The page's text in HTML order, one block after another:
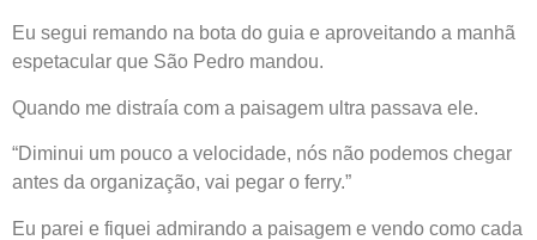
Eu segui remando na bota do guia e aproveitando a manhã
espetacular que São Pedro mandou.
Quando me distraía com a paisagem ultra passava ele.
“Diminui um pouco a velocidade, nós não podemos chegar
antes da organização, vai pegar o ferry.”
Eu parei e fiquei admirando a paisagem e vendo como cada